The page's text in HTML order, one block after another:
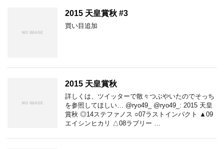
2015 天皇賞秋 #3
買い目追加
2015 天皇賞秋
詳しくは、ツイッターで散々つぶやいたのでそっち
を参照してほしい… @ryo49_ @ryo49_: 2015 天皇
賞秋 ◎14ステファノス ○07ラストインパクト ▲09
エイシンヒカリ △08ラブリー …